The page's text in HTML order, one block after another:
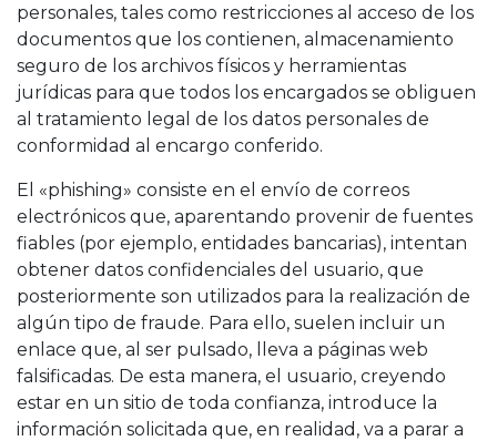
personales, tales como restricciones al acceso de los
documentos que los contienen, almacenamiento
seguro de los archivos físicos y herramientas
jurídicas para que todos los encargados se obliguen
al tratamiento legal de los datos personales de
conformidad al encargo conferido.
El «phishing» consiste en el envío de correos
electrónicos que, aparentando provenir de fuentes
fiables (por ejemplo, entidades bancarias), intentan
obtener datos confidenciales del usuario, que
posteriormente son utilizados para la realización de
algún tipo de fraude. Para ello, suelen incluir un
enlace que, al ser pulsado, lleva a páginas web
falsificadas. De esta manera, el usuario, creyendo
estar en un sitio de toda confianza, introduce la
información solicitada que, en realidad, va a parar a